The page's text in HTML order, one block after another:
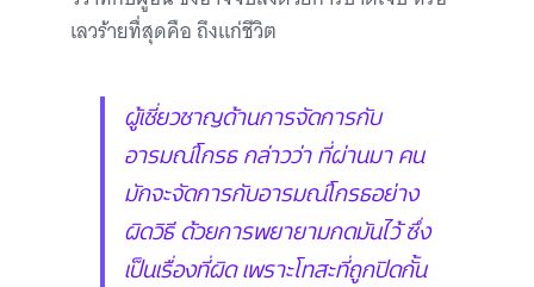
เลวร้ายทื่สุดคือ ถึงแก่ชีวิต
ผู้เชี่ยวชาญด้านการจัดการกับ
อารมณ์โกรธ กล่าวว่า ที่ผ่านมา คน
มักจะจัดการกับอารมณ์โกรธอย่าง
ผิดวิธี ด้วยการพยายามกดมันไว้ ซึ่ง
เป็นเรื่องที่ผิด เพราะโทสะที่ถูกปิดกั้น